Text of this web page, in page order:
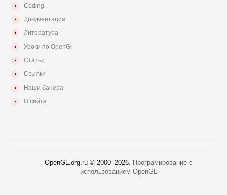
Coding
Документация
Литература
Уроки по OpenGl
Статьи
Ссылки
Наши банера
О сайте
OpenGL.org.ru © 2000–2026. Програмирование с
использованием OpenGL